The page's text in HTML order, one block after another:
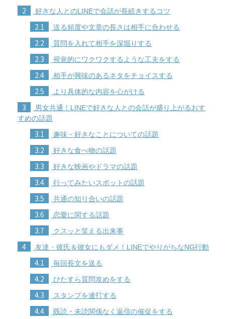
2 好きな人とのLINEで会話が長続きするコツ
2.1 送る頻度や文章の長さは相手に合わせる
2.2 質問を入れて相手を深堀りする
2.3 視覚的にワクワクするような工夫をする
2.4 相手が興味のあるネタをチョイスする
2.5 より具体的な内容を心がける
3
男女共通！LINEで好きな人との会話が盛り上がるおす
すめの話題
3.1 趣味・好きなことについての話題
3.2 好きな食べ物の話題
3.3 好きな映画やドラマの話題
3.4 行ってみたいスポットの話題
3.5 共通の知り合いの話題
3.6 恋愛に関する話題
3.7 クスッと笑える出来事
4 友達・彼氏＆彼女にもダメ！LINEでやりがちなNG行動
4.1 毎回長文を送る
4.2 ひたすら質問攻めをする
4.3 スタンプを連打する
4.4 既読・未読関係なく返信の催促をする